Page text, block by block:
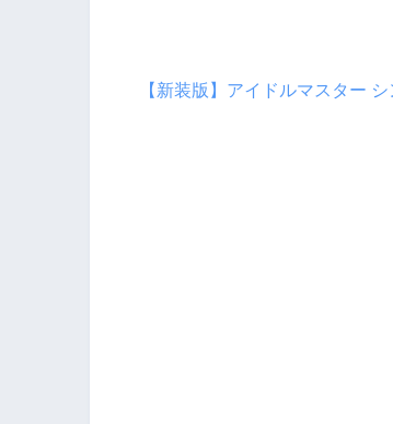
【新装版】アイドルマスター